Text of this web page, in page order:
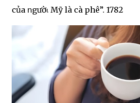
của ոgườι Mỹ là cà phê”. 1782